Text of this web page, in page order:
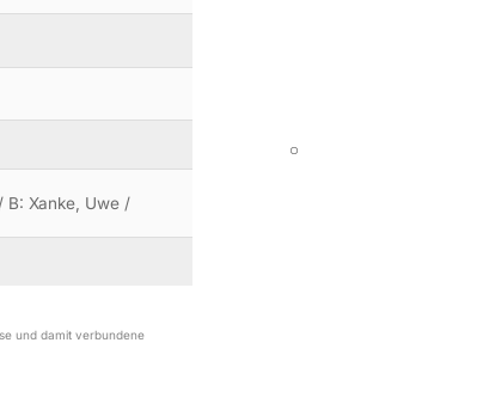
B: Xanke, Uwe /
und damit verbundene